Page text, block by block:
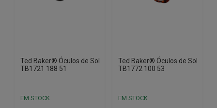
Ted Baker® Óculos de Sol
TB1721 188 51
EM STOCK
Ted Baker® Óculos de Sol
TB1772 100 53
EM STOCK